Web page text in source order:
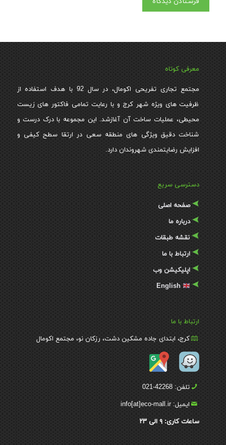
معرفی کوتاه
مجتمع تجاری تفریحی اکومال، در سال 92 با هدف استفاده از
ظرفیت های ویژه شهر کرج و با رعایت تمامی فاکتور های زیست
محیطی، عملیات ساخت آن آغازشد. این مجموعه با درک درست و
شناخت دقیق ویژگی های منطقه سعی در ارتقا سطح کیفی و
افزایش رضایتمندی شهروندان دارد.
دسترسی سریع
صفحه اصلی
درباره ما
نقشه طبقات
ارتباط با ما
اپلیکیشن وب
English
ارتباط با ما
کرج، ابتدای جاده مشکین دشت، رزکان نو، مجتمع اکومال
تلفن: 42268-021
ایمیل: info[at]eco-mall.ir
ساعات کاری:۹ الی۲۳